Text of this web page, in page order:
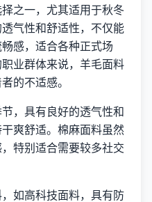
之一，尤其适用于秋冬
气性和舒适性，不仅能
感，适合各种正式场
业群体来说，羊毛面料
的不适感。
，具有良好的透气性和
爽舒适。棉麻面料虽然
特别适合需要较多社交
如高科技面料，具有防